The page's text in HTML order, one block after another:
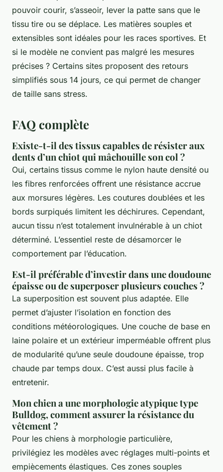
pouvoir courir, s’asseoir, lever la patte sans que le
tissu tire ou se déplace. Les matières souples et
extensibles sont idéales pour les races sportives. Et
si le modèle ne convient pas malgré les mesures
précises ? Certains sites proposent des retours
simplifiés sous 14 jours, ce qui permet de changer
de taille sans stress.
FAQ complète
Existe-t-il des tissus capables de résister aux
dents d’un chiot qui mâchouille son col ?
Oui, certains tissus comme le nylon haute densité ou
les fibres renforcées offrent une résistance accrue
aux morsures légères. Les coutures doublées et les
bords surpiqués limitent les déchirures. Cependant,
aucun tissu n’est totalement invulnérable à un chiot
déterminé. L’essentiel reste de désamorcer le
comportement par l’éducation.
Est-il préférable d’investir dans une doudoune
épaisse ou de superposer plusieurs couches ?
La superposition est souvent plus adaptée. Elle
permet d’ajuster l’isolation en fonction des
conditions météorologiques. Une couche de base en
laine polaire et un extérieur imperméable offrent plus
de modularité qu’une seule doudoune épaisse, trop
chaude par temps doux. C’est aussi plus facile à
entretenir.
Mon chien a une morphologie atypique type
Bulldog, comment assurer la résistance du
vêtement ?
Pour les chiens à morphologie particulière,
privilégiez les modèles avec réglages multi-points et
empiècements élastiques. Ces zones souples